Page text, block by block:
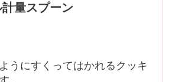
量スプーン
うにすくってはかれるクッキ